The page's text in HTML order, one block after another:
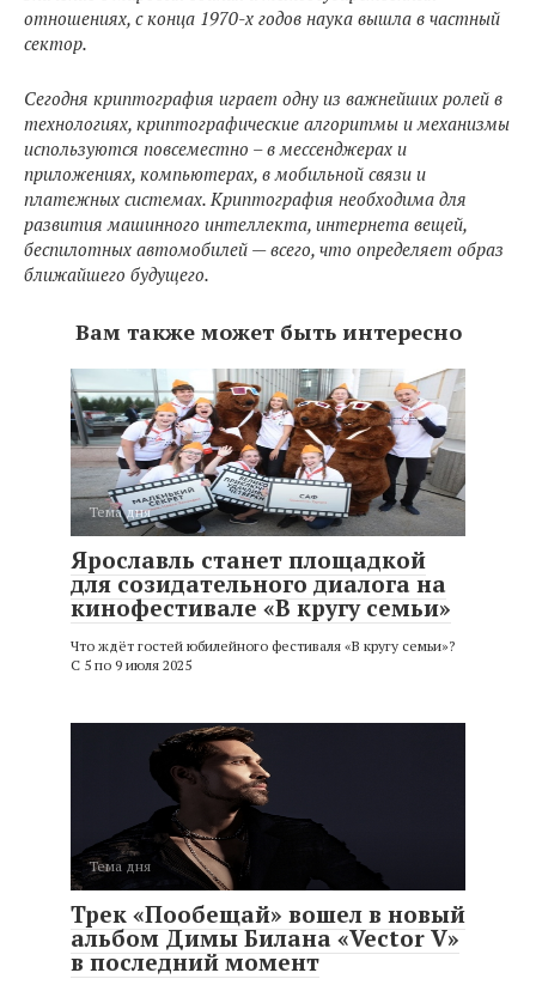
отношениях, с конца 1970-х годов наука вышла в частный
сектор.
Сегодня криптография играет одну из важнейших ролей в
технологиях, криптографические алгоритмы и механизмы
используются повсеместно – в мессенджерах и
приложениях, компьютерах, в мобильной связи и
платежных системах. Криптография необходима для
развития машинного интеллекта, интернета вещей,
беспилотных автомобилей — всего, что определяет образ
ближайшего будущего.
Вам также может быть интересно
Тема дня
Ярославль станет площадкой
для созидательного диалога на
кинофестивале «В кругу семьи»
Что ждёт гостей юбилейного фестиваля «В кругу семьи»?
С 5 по 9 июля 2025
Тема дня
Трек «Пообещай» вошел в новый
альбом Димы Билана «Vector V»
в последний момент